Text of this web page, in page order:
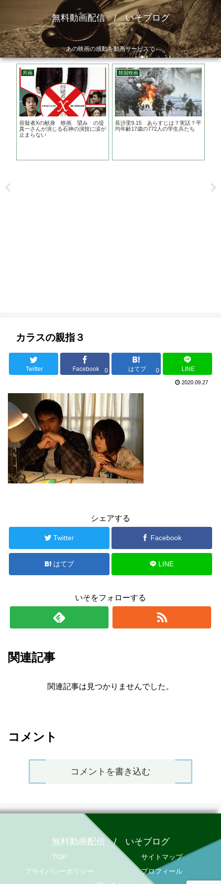
無料動画配信 / いそブログ
あの映画の感動を動画サービスで
邦画
容疑者Xの献身 映画 望み の堤
真一さんが演じる石神の演技に涙が
止まらない
韓国映画
長沙里9.15 あらすじは？実話？平
均年齢17歳の772人の学生兵たち
カラスの親指３
Twitter Facebook 0 はてブ 0 LINE
2020.09.27
シェアする
Twitter Facebook
はてブ LINE
いそをフォローする
関連記事
関連記事は見つかりませんでした。
コメント
コメントを書き込む
無料動画配信 / いそブログ
TOP
サイトマップ
プライバシーポリシー
プロフィール